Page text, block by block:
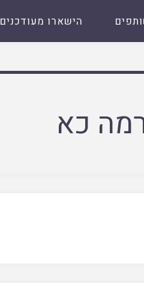
הישארו מעודכנים
כא